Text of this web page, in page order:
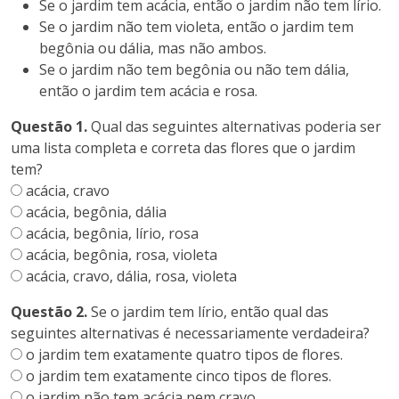
Se o jardim tem acácia, então o jardim não tem lírio.
Se o jardim não tem violeta, então o jardim tem
begônia ou dália, mas não ambos.
Se o jardim não tem begônia ou não tem dália,
então o jardim tem acácia e rosa.
Questão 1.Qual das seguintes alternativas poderia ser
uma lista completa e correta das flores que o jardim
tem?
acácia, cravo
acácia, begônia, dália
acácia, begônia, lírio, rosa
acácia, begônia, rosa, violeta
acácia, cravo, dália, rosa, violeta
Questão 2.Se o jardim tem lírio, então qual das
seguintes alternativas é necessariamente verdadeira?
o jardim tem exatamente quatro tipos de flores.
o jardim tem exatamente cinco tipos de flores.